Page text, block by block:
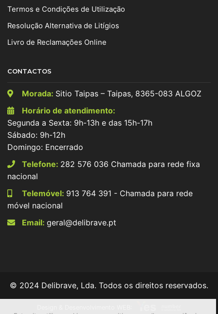
Termos e Condições de Utilização
Resolução Alternativa de Litígios
Livro de Reclamações Online
CONTACTOS
Morada: Sitio Taipas – Taipas, 8365-083 ALGOZ
Horário de atendimento:
Segunda a Sexta: 9h-13h e das 15h-17h
Sábado: 9h-12h
Domingo: Encerrado
Telefone: 282 576 036 Chamada para rede fixa
nacional
Telemóvel: 913 764 391 - Chamada para rede
móvel nacional
Email: geral@delibrave.pt
© 2024 Delibrave, Lda. Todos os direitos reservados.